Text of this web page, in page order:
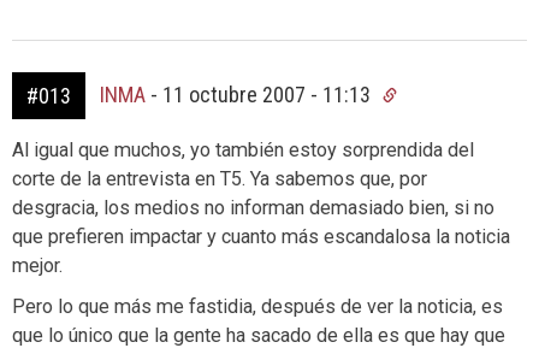
#013 INMA - 11 octubre 2007 - 11:13
Al igual que muchos, yo también estoy sorprendida del
corte de la entrevista en T5. Ya sabemos que, por
desgracia, los medios no informan demasiado bien, si no
que prefieren impactar y cuanto más escandalosa la noticia
mejor.
Pero lo que más me fastidia, después de ver la noticia, es
que lo único que la gente ha sacado de ella es que hay que